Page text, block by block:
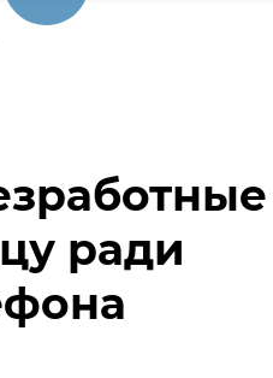
ради